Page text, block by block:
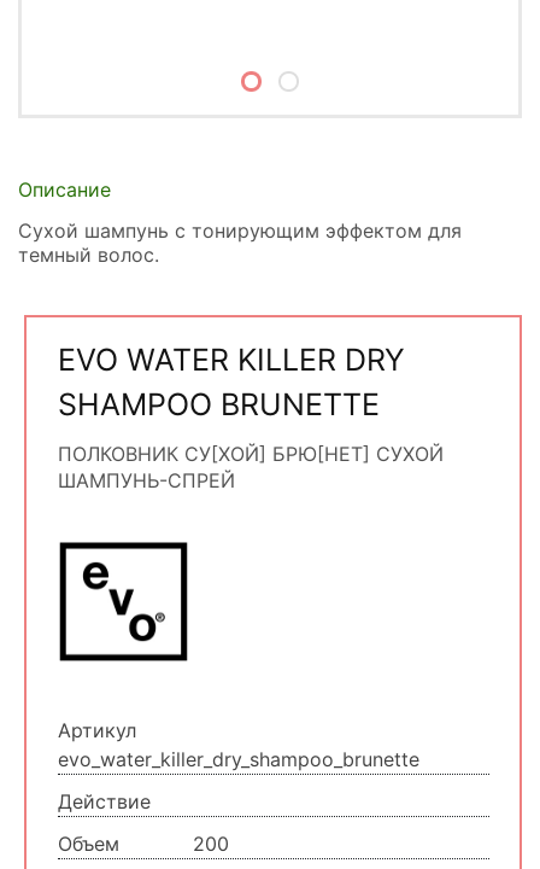
Описание
Сухой шампунь с тонирующим эффектом для
темный волос.
EVO WATER KILLER DRY
SHAMPOO BRUNETTE
ПОЛКОВНИК СУ[ХОЙ] БРЮ[НЕТ] СУХОЙ
ШАМПУНЬ-СПРЕЙ
Артикул
evo_water_killer_dry_shampoo_brunette
Действие
Объем
200